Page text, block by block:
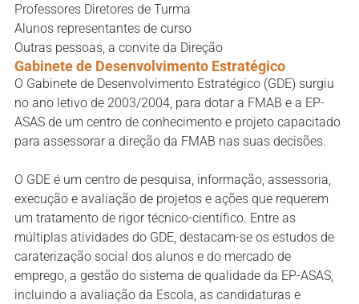
Professores Diretores de Turma
Alunos representantes de curso
Outras pessoas, a convite da Direção
Gabinete de Desenvolvimento Estratégico
O Gabinete de Desenvolvimento Estratégico (GDE) surgiu
no ano letivo de 2003/2004, para dotar a FMAB e a EP-
ASAS de um centro de conhecimento e projeto capacitado
para assessorar a direção da FMAB nas suas decisões.
O GDE é um centro de pesquisa, informação, assessoria,
execução e avaliação de projetos e ações que requerem
um tratamento de rigor técnico-científico. Entre as
múltiplas atividades do GDE, destacam-se os estudos de
caraterização social dos alunos e do mercado de
emprego, a gestão do sistema de qualidade da EP-ASAS,
incluindo a avaliação da Escola, as candidaturas e